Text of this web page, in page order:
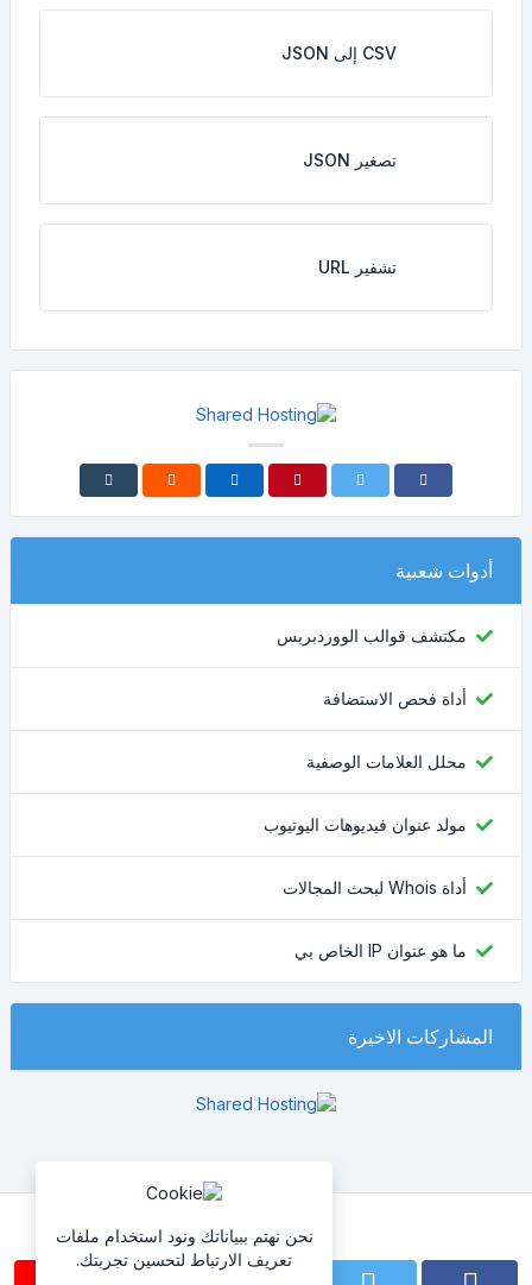
CSV إلى JSON
تصغير JSON
تشفير URL
أدوات شعبية
مكتشف قوالب الووردبريس
أداة فحص الاستضافة
محلل العلامات الوصفية
مولد عنوان فيديوهات اليوتيوب
أداة Whois لبحث المجالات
ما هو عنوان IP الخاص بي
المشاركات الاخيرة
نحن نهتم ببياناتك ونود استخدام ملفات
تعريف الارتباط لتحسين تجربتك.